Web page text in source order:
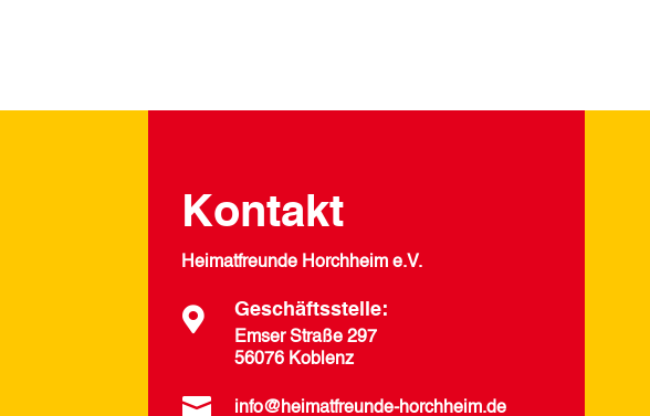
Kontakt
Heimatfreunde Horchheim e.V.
 Geschäftsstelle:
Emser Straße 297
56076 Koblenz
 info@heimatfreunde-horchheim.de